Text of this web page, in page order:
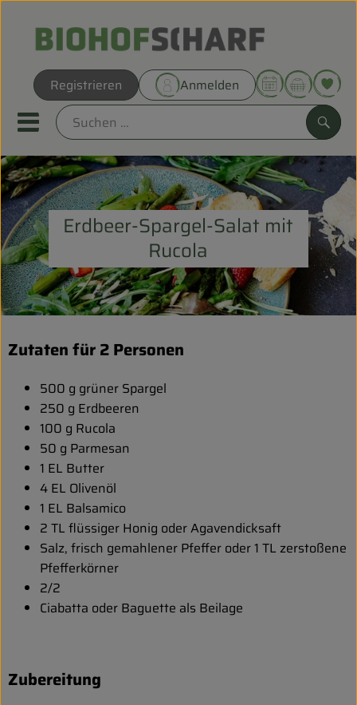
Registrieren Anmelden
Mobiles Menu öffnen oder
Direkt vom Hof
Biokörbe
THEMENWELTEN
UNSERE BIOKÖRBE
ANGEBOT
Obst & Gemüse
Kühltheke
Backwaren
Vorratskammer
Getränke
Kosmetik
Biohof erleben
Erdbeer-Spargel-Salat mit
Rucola
Zutaten für 2 Personen
500 g grüner Spargel
250 g Erdbeeren
100 g Rucola
50 g Parmesan
1 EL Butter
4 EL Olivenöl
1 EL Balsamico
2 TL flüssiger Honig oder Agavendicksaft
Salz, frisch gemahlener Pfeffer oder 1 TL zerstoßene
Pfefferkörner
2/2
Ciabatta oder Baguette als Beilage
Zubereitung